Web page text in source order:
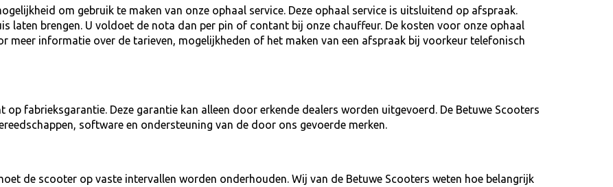
om gebruik te maken van onze ophaal service. Deze ophaal service is uitsluitend op afspraak.
laten brengen. U voldoet de nota dan per pin of contant bij onze chauffeur. De kosten voor onze ophaal
meer informatie over de tarieven, mogelijkheden of het maken van een afspraak bij voorkeur telefonisch
op fabrieksgarantie. Deze garantie kan alleen door erkende dealers worden uitgevoerd. De Betuwe Scooters
software en ondersteuning van de door ons gevoerde merken.
de scooter op vaste intervallen worden onderhouden. Wij van de Betuwe Scooters weten hoe belangrijk